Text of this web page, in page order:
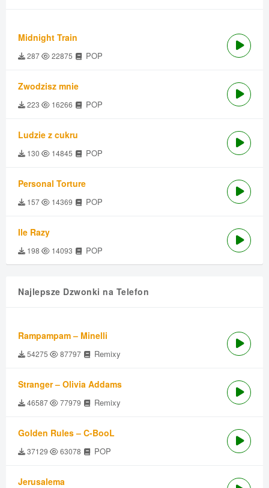
Midnight Train
287 22875 POP
Zwodzisz mnie
223 16266 POP
Ludzie z cukru
130 14845 POP
Personal Torture
157 14369 POP
Ile Razy
198 14093 POP
Najlepsze Dzwonki na Telefon
Rampampam – Minelli
54275 87797 Remixy
Stranger – Olivia Addams
46587 77979 Remixy
Golden Rules – C-BooL
37129 63078 POP
Jerusalema